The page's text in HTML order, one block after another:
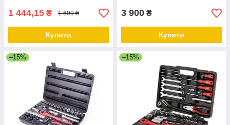
1 444,15 ₴ 1 699 ₴
Купити
3 900 ₴
Купити
–15% –15%